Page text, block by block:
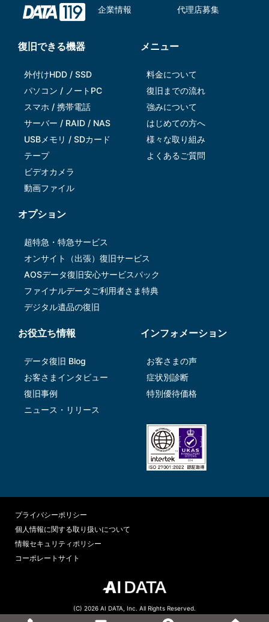
企業情報 代理店募集
復旧できる機器
外付けHDD / SSD
パソコン / ノートPC
スマホ / 携帯電話
サーバー / RAID / NAS
USBメモリ / SDカード
テープ
ビデオカメラ
動画ファイル
メニュー
料金について
復旧までの流れ
強みについて
はじめての方へ
様々な取り組み
よくあるご質問
オプション
超特急・特急サービス
オンサイト（出張）復旧サービス
AOSデータ復旧安⼼サービスパック
ファイナルデータご利⽤者さま特典
デジタル遺品の復旧
お役立ち情報
データ復旧 Blog
お客さまインタビュー
復旧事例
ニュース・リリース
インフォメーション
お客さまの声
症状別診断
特別優待価格
プライバシーポリシー
個人情報に関する取り扱いについて
情報セキュリティポリシー
コーポレートサイト
(C) 2026 AI DATA, Inc. All Rights Reserved.